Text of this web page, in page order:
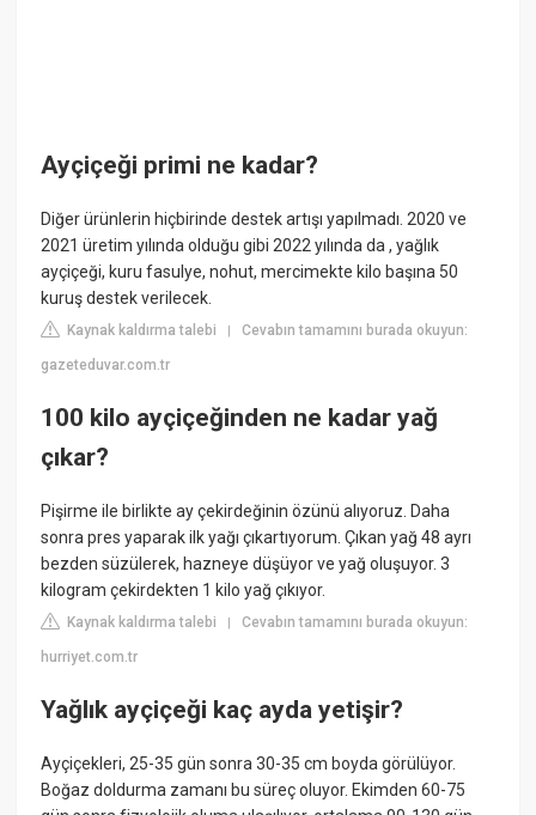
Ayçiçeği primi ne kadar?
Diğer ürünlerin hiçbirinde destek artışı yapılmadı. 2020 ve
2021 üretim yılında olduğu gibi 2022 yılında da , yağlık
ayçiçeği, kuru fasulye, nohut, mercimekte kilo başına 50
kuruş destek verilecek.
Kaynak kaldırma talebi |Cevabın tamamını burada okuyun:
gazeteduvar.com.tr
100 kilo ayçiçeğinden ne kadar yağ
çıkar?
Pişirme ile birlikte ay çekirdeğinin özünü alıyoruz. Daha
sonra pres yaparak ilk yağı çıkartıyorum. Çıkan yağ 48 ayrı
bezden süzülerek, hazneye düşüyor ve yağ oluşuyor. 3
kilogram çekirdekten 1 kilo yağ çıkıyor.
Kaynak kaldırma talebi |Cevabın tamamını burada okuyun:
hurriyet.com.tr
Yağlık ayçiçeği kaç ayda yetişir?
Ayçiçekleri, 25-35 gün sonra 30-35 cm boyda görülüyor.
Boğaz doldurma zamanı bu süreç oluyor. Ekimden 60-75